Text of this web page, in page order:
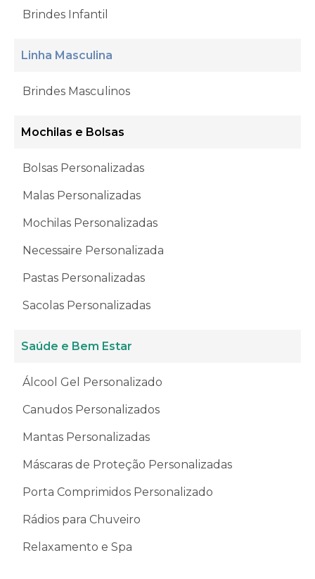
Brindes Infantil
Linha Masculina
Brindes Masculinos
Mochilas e Bolsas
Bolsas Personalizadas
Malas Personalizadas
Mochilas Personalizadas
Necessaire Personalizada
Pastas Personalizadas
Sacolas Personalizadas
Saúde e Bem Estar
Álcool Gel Personalizado
Canudos Personalizados
Mantas Personalizadas
Máscaras de Proteção Personalizadas
Porta Comprimidos Personalizado
Rádios para Chuveiro
Relaxamento e Spa